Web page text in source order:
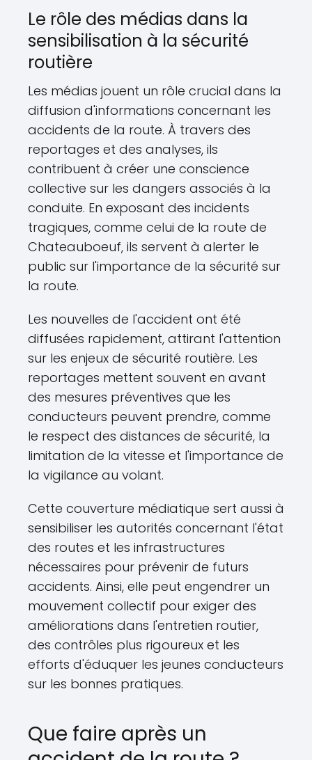
Le rôle des médias dans la
sensibilisation à la sécurité
routière
Les médias jouent un rôle crucial dans la
diffusion d'informations concernant les
accidents de la route. À travers des
reportages et des analyses, ils
contribuent à créer une conscience
collective sur les dangers associés à la
conduite. En exposant des incidents
tragiques, comme celui de la route de
Chateauboeuf, ils servent à alerter le
public sur l'importance de la sécurité sur
la route.
Les nouvelles de l'accident ont été
diffusées rapidement, attirant l'attention
sur les enjeux de sécurité routière. Les
reportages mettent souvent en avant
des mesures préventives que les
conducteurs peuvent prendre, comme
le respect des distances de sécurité, la
limitation de la vitesse et l'importance de
la vigilance au volant.
Cette couverture médiatique sert aussi à
sensibiliser les autorités concernant l'état
des routes et les infrastructures
nécessaires pour prévenir de futurs
accidents. Ainsi, elle peut engendrer un
mouvement collectif pour exiger des
améliorations dans l'entretien routier,
des contrôles plus rigoureux et les
efforts d'éduquer les jeunes conducteurs
sur les bonnes pratiques.
Que faire après un